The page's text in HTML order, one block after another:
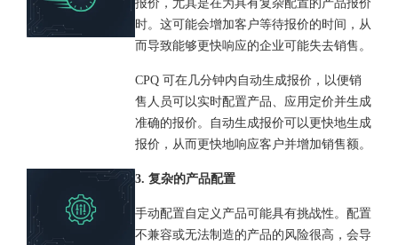
报价，尤其是在为具有复杂配置的产品报价
时。这可能会增加客户等待报价的时间，从
而导致能够更快响应的企业可能失去销售。
CPQ 可在几分钟内自动生成报价，以便销
售人员可以实时配置产品、应用定价并生成
准确的报价。自动生成报价可以更快地生成
报价，从而更快地响应客户并增加销售额。
3. 复杂的产品配置
手动配置自定义产品可能具有挑战性。配置
不兼容或无法制造的产品的风险很高，会导